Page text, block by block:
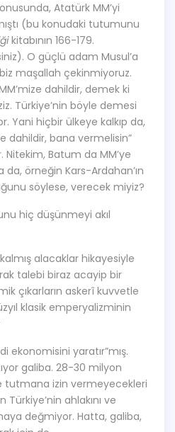
Atatürk MM’yi
(bu konudaki tutumunu
kitabının 166-179.
O güçlü adam Musul’a
maşallah çekinmiyoruz.
dahildir, demek ki
Türkiye’nin böyle demesi
Yani hiçbir ülkeye kalkıp da,
dahildir, bana vermelisin”
Batum da MM’ye
da, örneğin Kars-Ardahan’ın
söylese, verecek miyiz?
hiç düşünmeyi akıl
alacaklar hikayesiyle
talebi biraz acayip bir
çıkarların askerî kuvvetle
klasik emperyalizminin
ekonomisini yaratır”mış.
galiba. 28-30 milyon
tutmana izin vermeyecekleri
Türkiye’nin ahlakını ve
değmiyor. Hatta, galiba,